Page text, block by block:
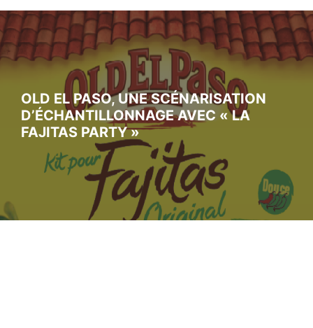
OLD EL PASO, UNE SCÉNARISATION
D’ÉCHANTILLONNAGE AVEC « LA
FAJITAS PARTY »